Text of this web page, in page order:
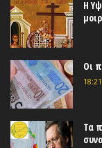
Η
Οι
18:21
Τα